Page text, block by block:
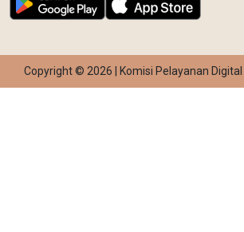
Copyright © 2026 | Komisi Pelayanan Digital |